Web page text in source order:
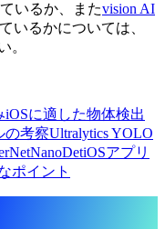
いるか、またvision AI
いるかについては、
。
iOSに適した物体検出
の考察Ultralytics YOLO
NanoDetiOSアプリ
ポイント